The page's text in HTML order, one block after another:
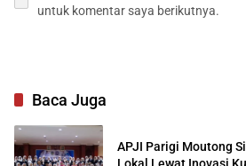
untuk komentar saya berikutnya.
Baca Juga
APJI Parigi Moutong